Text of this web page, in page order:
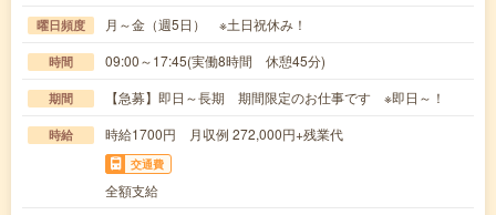
曜日頻度 月～金（週5日） ※土日祝休み！
時間 09:00～17:45(実働8時間 休憩45分)
期間 【急募】即日～長期 期間限定のお仕事です ※即日～！
時給 時給1700円 月収例 272,000円+残業代
交通費
全額支給